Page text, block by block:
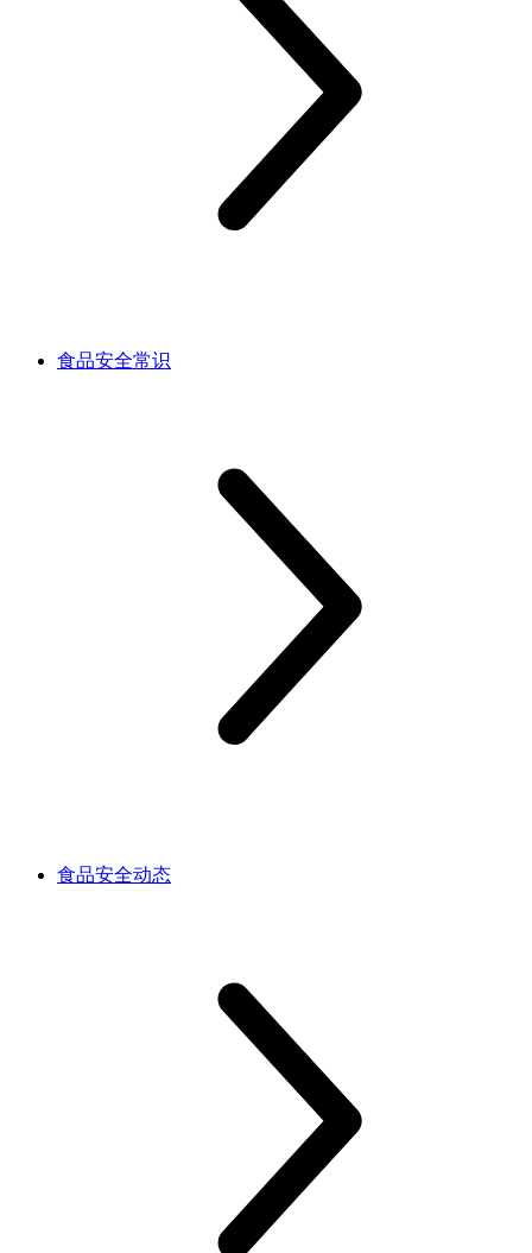
食品安全常识
食品安全动态